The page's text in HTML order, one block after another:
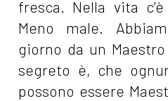
fresca. Nella vita
Meno male.
giorno da un
segreto è, che
possono essere